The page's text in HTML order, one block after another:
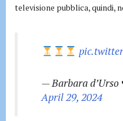
televisione pubblica, quindi,
— Barbara
April 29, 2024